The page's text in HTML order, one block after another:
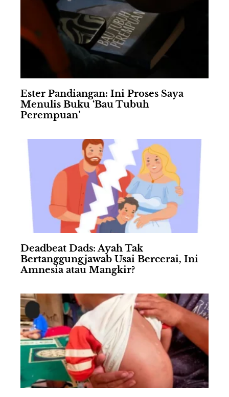
Ester Pandiangan: Ini Proses Saya
Menulis Buku ‘Bau Tubuh
Perempuan’
Deadbeat Dads: Ayah Tak
Bertanggungjawab Usai Bercerai, Ini
Amnesia atau Mangkir?